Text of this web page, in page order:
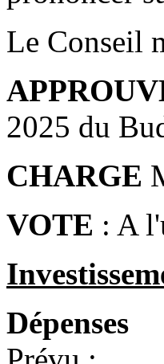
Le Conseil
2025 du
CHARGE
VOTE : A
Dépenses